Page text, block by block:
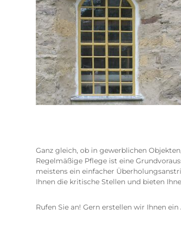
Ganz gleich, ob in gewerblichen
Regelmäßige Pflege ist eine
meistens ein einfacher
Ihnen die kritische Stellen und bieten
Rufen Sie an! Gern erstellen wir Ihnen